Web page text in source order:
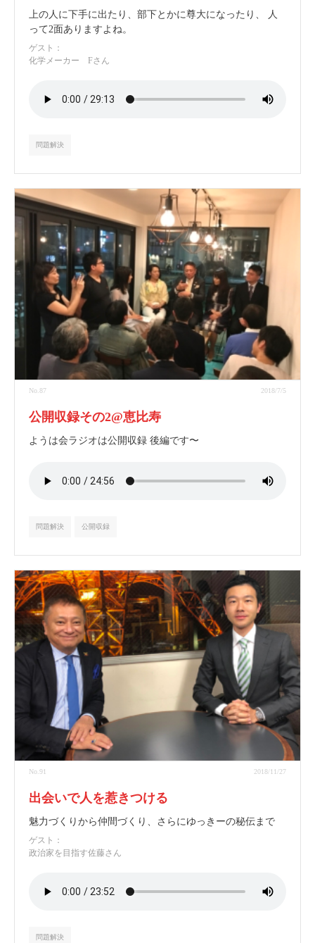
上の人に下手に出たり、部下とかに尊大になったり、 人
って2面ありますよね。
ゲスト：
化学メーカー Fさん
問題解決
No.87 2018/7/5
公開収録その2@恵比寿
ようは会ラジオは公開収録 後編です〜
問題解決 公開収録
No.91 2018/11/27
出会いで人を惹きつける
魅力づくりから仲間づくり、さらにゆっきーの秘伝まで
ゲスト：
政治家を目指す佐藤さん
問題解決